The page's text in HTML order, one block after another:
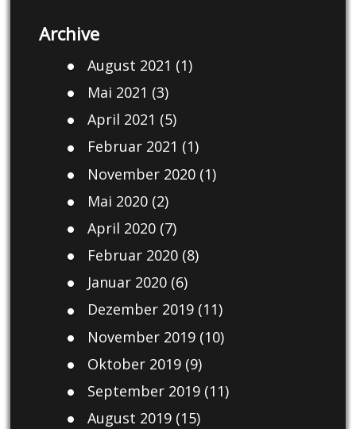
Archive
August 2021 (1)
Mai 2021 (3)
April 2021 (5)
Februar 2021 (1)
November 2020(1)
Mai 2020(2)
April 2020(7)
Februar 2020(8)
Januar 2020(6)
Dezember 2019(11)
November 2019(10)
Oktober 2019(9)
September 2019(11)
August 2019(15)